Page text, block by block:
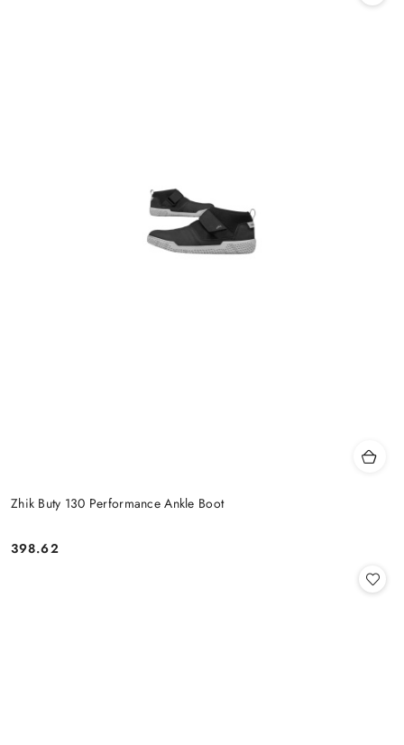
Zhik Buty 130 Performance Ankle Boot
Cena:
398.62